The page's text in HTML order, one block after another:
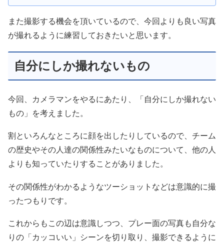
また撮影する機会を頂いているので、今回よりも良い写真
が撮れるように練習しておきたいと思います。
自分にしか撮れないもの
今回、カメラマンをやるにあたり、「自分にしか撮れない
もの」を考えました。
割といろんなところに顔を出したりしているので、チーム
の歴史やその人達の関係性みたいなものについて、他の人
よりも知っていたりすることがありました。
その関係性がわかるようなツーショットなどは意識的に撮
ったつもりです。
これからもこの辺は意識しつつ、プレー面の写真も自分な
りの「カッコいい」シーンを切り取り、撮影できるように